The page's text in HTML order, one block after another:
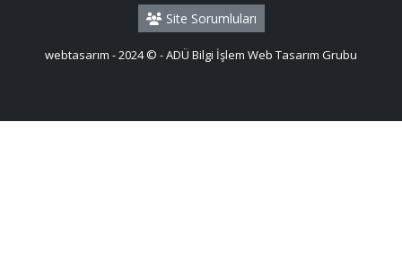
Site Sorumluları
webtasarım - 2024 © - ADÜ Bilgi İşlem Web Tasarım Grubu